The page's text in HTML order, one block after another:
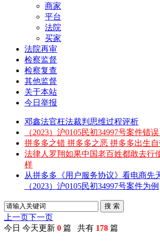
商家
平台
法院
买家
法院再审
检察监督
检察复查
其他监督
关于本站
今日举报
邓鑫法官枉法裁判思维过程评析
（2023）沪0105民初34997号案件错
拼多多之错 拼多多之恶 拼多多出生
法律人罗翔如果中国老百姓都敢去行
样
从拼多多《用户服务协议》看电商
（2023）沪0105民初34997号案件为例
搜 索
上一页下一页
今日 今天更新 0 篇 共有 178 篇